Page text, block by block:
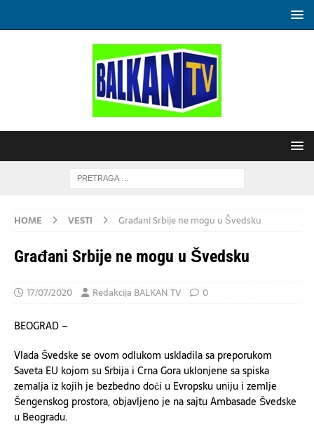
HOME VESTI Građani Srbije ne mogu u Švedsku
Građani Srbije ne mogu u Švedsku
17/07/2020 Redakcija BALKAN TV 0
BEOGRAD –
Vlada Švedske se ovom odlukom uskladila sa preporukom
Saveta EU kojom su Srbija i Crna Gora uklonjene sa spiska
zemalja iz kojih je bezbedno doći u Evropsku uniju i zemlje
Šengenskog prostora, objavljeno je na sajtu Ambasade Švedske
u Beogradu.